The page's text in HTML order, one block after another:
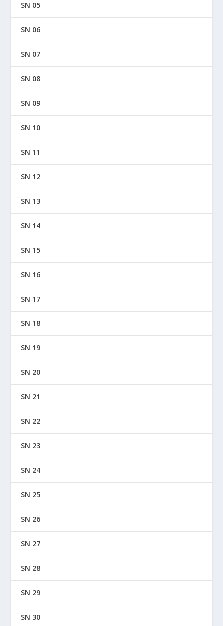
SN 05
SN 06
SN 07
SN 08
SN 09
SN 10
SN 11
SN 12
SN 13
SN 14
SN 15
SN 16
SN 17
SN 18
SN 19
SN 20
SN 21
SN 22
SN 23
SN 24
SN 25
SN 26
SN 27
SN 28
SN 29
SN 30